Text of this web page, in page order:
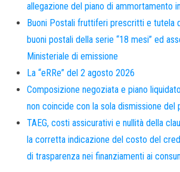
allegazione del piano di ammortamento
Buoni Postali fruttiferi prescritti e tutela
buoni postali della serie “18 mesi” ed
Ministeriale di emissione
La “eRRe” del 2 agosto 2026
Composizione negoziata e piano
non coincide con la sola dismissione del
TAEG, costi assicurativi e nullità della
la corretta indicazione del costo del
di trasparenza nei finanziamenti ai